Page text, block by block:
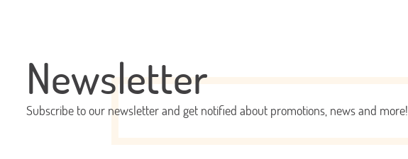
Newsletter
Subscribe to our newsletter and get notified about promotions, news and more!